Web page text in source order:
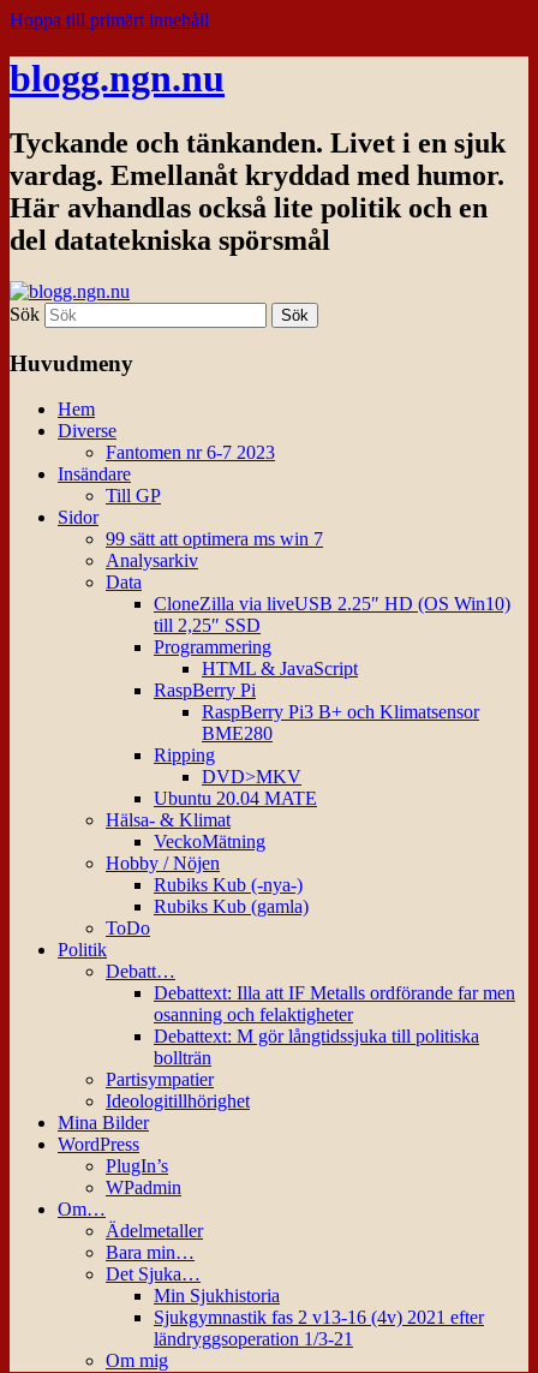
Hoppa till primärt innehåll
blogg.ngn.nu
Tyckande och tänkanden. Livet i en sjuk
vardag. Emellanåt kryddad med humor.
Här avhandlas också lite politik och en
del datatekniska spörsmål
Sök
Huvudmeny
Hem
Diverse
Fantomen nr 6-7 2023
Insändare
Till GP
Sidor
99 sätt att optimera ms win 7
Analysarkiv
Data
CloneZilla via liveUSB 2.25″ HD (OS Win10)
till 2,25″ SSD
Programmering
HTML & JavaScript
RaspBerry Pi
RaspBerry Pi3 B+ och Klimatsensor
BME280
Ripping
DVD>MKV
Ubuntu 20.04 MATE
Hälsa- & Klimat
VeckoMätning
Hobby / Nöjen
Rubiks Kub (-nya-)
Rubiks Kub (gamla)
ToDo
Politik
Debatt…
Debattext: Illa att IF Metalls ordförande far men
osanning och felaktigheter
Debattext: M gör långtidssjuka till politiska
bollträn
Partisympatier
Ideologitillhörighet
Mina Bilder
WordPress
PlugIn’s
WPadmin
Om…
Ädelmetaller
Bara min…
Det Sjuka…
Min Sjukhistoria
Sjukgymnastik fas 2 v13-16 (4v) 2021 efter
ländryggsoperation 1/3-21
Om mig